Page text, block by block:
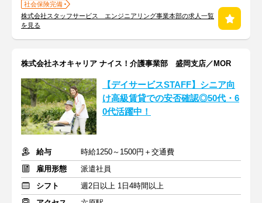
社会保険完備
株式会社スタッフサービス エンジニアリング事業本部の求人一覧
を見る
株式会社ネオキャリア ナイス！介護事業部 盛岡支店／MOR
【デイサービスSTAFF】シニア向
け高級賃貸での安否確認◎50代・6
0代活躍中！
給与
時給1250～1500円＋交通費
雇用形態
派遣社員
シフト
週2日以上 1日4時間以上